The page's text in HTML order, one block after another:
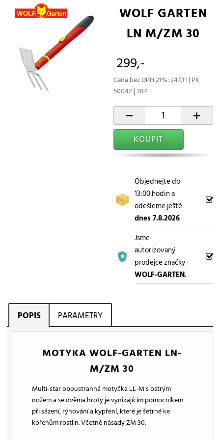
WOLF GARTEN
LN M/ZM 30
299,-
Cena bez DPH 21%: 247,11 | PK
50042 | 287
- +
KOUPIT
Objednejte do
13:00 hodin a
odešleme ještě
dnes 7.8.2026
Jsme
autorizovaný
prodejce značky
WOLF-GARTEN.
POPIS PARAMETRY
MOTYKA WOLF-GARTEN LN-
M/ZM 30
Multi-star oboustranná motyčka LL-M s ostrým
nožem a se dvěma hroty je vynikajícím pomocníkem
při sázení, rýhování a kypření, které je šetrné ke
kořenům rostlin. Včetně násady ZM 30.